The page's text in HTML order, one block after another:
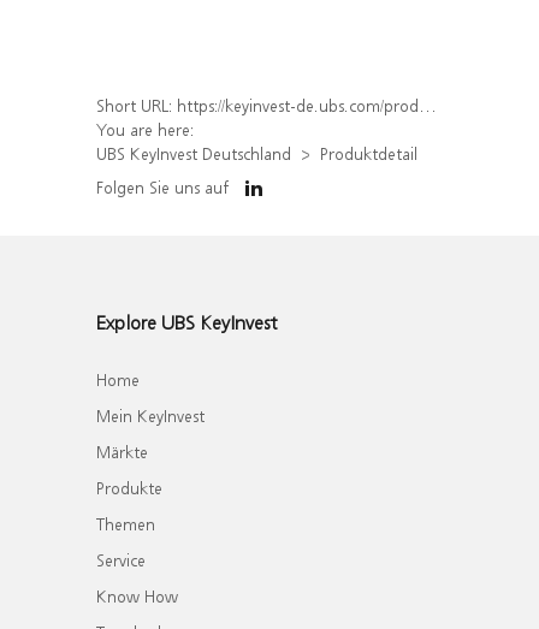
Short URL: https://keyinvest-de.ubs.com/produkt/detail/index/isin/DE000WA6R095
You are here:
UBS KeyInvest Deutschland
Produktdetail
Folgen Sie uns auf
Explore UBS KeyInvest
Home
Mein KeyInvest
Märkte
Produkte
Themen
Service
Know How